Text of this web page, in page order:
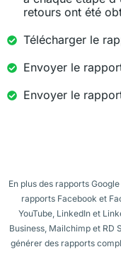
retours ont été
Télécharger le
Envoyer le
​​Envoyer le
En plus des rapports
rapports Facebook et
YouTube, LinkedIn et
Business, Mailchimp et RD
générer des rapports